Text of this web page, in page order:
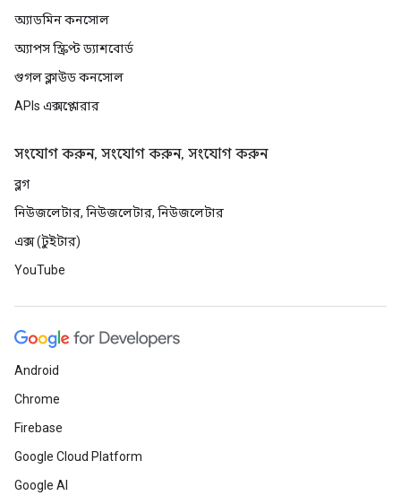
অ্যাডমিন কনসোল
অ্যাপস স্ক্রিপ্ট ড্যাশবোর্ড
গুগল ক্লাউড কনসোল
APIs এক্সপ্লোরার
সংযোগ করুন, সংযোগ করুন, সংযোগ করুন
ব্লগ
নিউজলেটার, নিউজলেটার, নিউজলেটার
এক্স (টুইটার)
YouTube
Android
Chrome
Firebase
Google Cloud Platform
Google AI